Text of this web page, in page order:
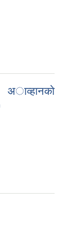
अाव्हानकाे